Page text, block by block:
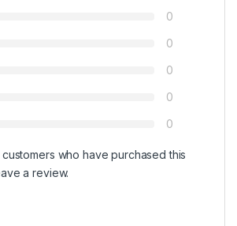
0
0
0
0
0
who have purchased this
a review.